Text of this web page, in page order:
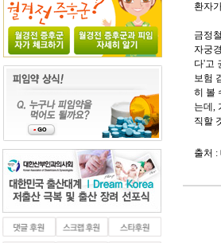
환자
금정
자궁
다'고
보험
히 볼
는데,
직할
출처 :